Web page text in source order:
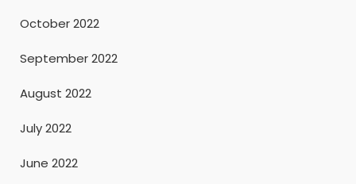
October 2022
September 2022
August 2022
July 2022
June 2022